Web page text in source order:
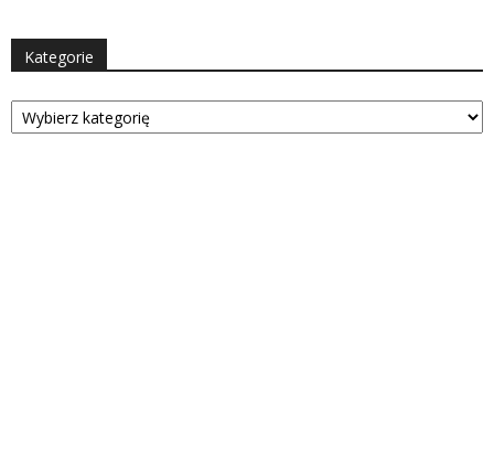
Kategorie
Kategorie